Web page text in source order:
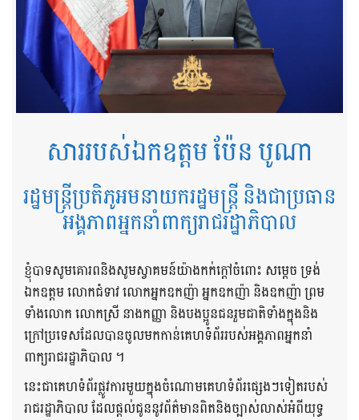
សាររបស់ឯកឧត្តម ប៉ែន បូណា
រដ្ឋមន្ត្រីប្រតិភូអមនាយករដ្ឋមន្ត្រី និងជាប្រធាន
អង្គភាពអ្នកនាំពាក្យរាជរដ្ឋាភិបាល
ខ្ញុំបាទសូមគោរពនិងសូមស្វាគមន៍យ៉ាងកក់ក្តៅចំពោះ សម្តេច ទ្រង់
ឯកឧត្តម លោកជំទាវ លោកអ្នកឧកញ៉ា អ្នកឧកញ៉ា និងឧកញ៉ា ព្រម
ទាំងលោក លោកស្រី នាងកញ្ញា និងបងប្អូនជនរួមជាតិទាំងក្នុងនិង
ក្រៅប្រទេសដែលបានចូលមកកាន់គេហទំព័ររបស់អង្គភាពអ្នកនាំ
ពាក្យរាជរដ្ឋាភិបាល ។
នេះជាគេហទំព័រផ្លូវការមួយក្នុងចំណោមគេហទំព័រផ្សេងៗទៀតរបស់
រាជរដ្ឋាភិបាល ដែលផ្តល់ជូននូវព័ត៌មានពិតនិងច្បាស់លាស់អំពីយុទ្ធ